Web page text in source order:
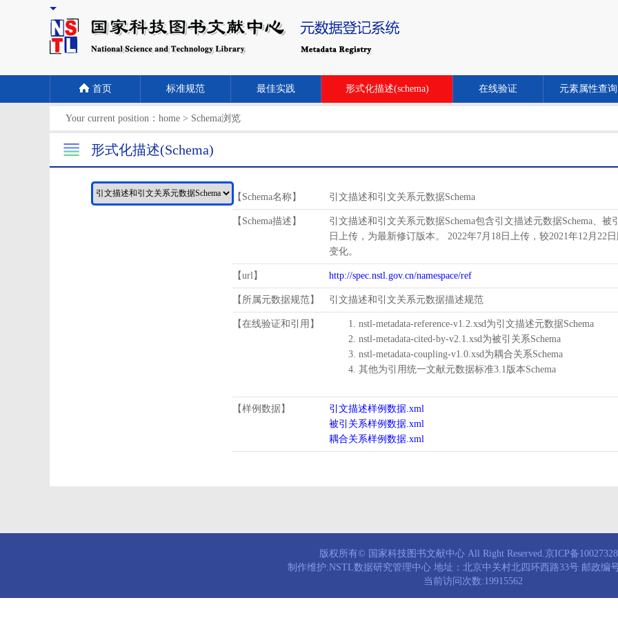
首页 标准规范 最佳实践 形式化描述(schema) 在线验证 元素属性查询
Your current position： home > Schema浏览
形式化描述(Schema)
【Schema名称】 引文描述和引文关系元数据Schema
【Schema描述】
引文描述和引文关系元数据Schema包含引文描述元数据Schema、被
日上传，为最新修订版本。 2022年7月18日上传，较2021年12月22
变化。
【url】 http://spec.nstl.gov.cn/namespace/ref
【所属元数据规范】 引文描述和引文关系元数据描述规范
【在线验证和引用】
1. nstl-metadata-reference-v1.2.xsd为引文描述元数据Schema
2. nstl-metadata-cited-by-v2.1.xsd为被引关系Schema
3. nstl-metadata-coupling-v1.0.xsd为耦合关系Schema
4. 其他为引用统一文献元数据标准3.1版本Schema
【样例数据】
引文描述样例数据.xml
被引关系样例数据.xml
耦合关系样例数据.xml
版权所有© 国家科技图书文献中心 All Right Reserved.京ICP备
制作维护:NSTL数据研究管理中心 地址：北京中关村北四环西路33号 邮政编
当前访问次数:19915562